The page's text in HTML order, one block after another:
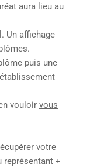
aura lieu au
Un affichage
puis une
vouloir vous
votre
représentant +